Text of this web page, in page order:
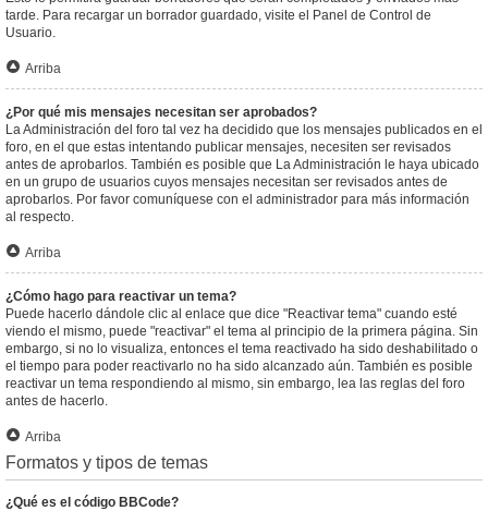
tarde. Para recargar un borrador guardado, visite el Panel de Control de
Usuario.
Arriba
¿Por qué mis mensajes necesitan ser aprobados?
La Administración del foro tal vez ha decidido que los mensajes publicados en el
foro, en el que estas intentando publicar mensajes, necesiten ser revisados
antes de aprobarlos. También es posible que La Administración le haya ubicado
en un grupo de usuarios cuyos mensajes necesitan ser revisados antes de
aprobarlos. Por favor comuníquese con el administrador para más información
al respecto.
Arriba
¿Cómo hago para reactivar un tema?
Puede hacerlo dándole clic al enlace que dice "Reactivar tema" cuando esté
viendo el mismo, puede "reactivar" el tema al principio de la primera página. Sin
embargo, si no lo visualiza, entonces el tema reactivado ha sido deshabilitado o
el tiempo para poder reactivarlo no ha sido alcanzado aún. También es posible
reactivar un tema respondiendo al mismo, sin embargo, lea las reglas del foro
antes de hacerlo.
Arriba
Formatos y tipos de temas
¿Qué es el código BBCode?